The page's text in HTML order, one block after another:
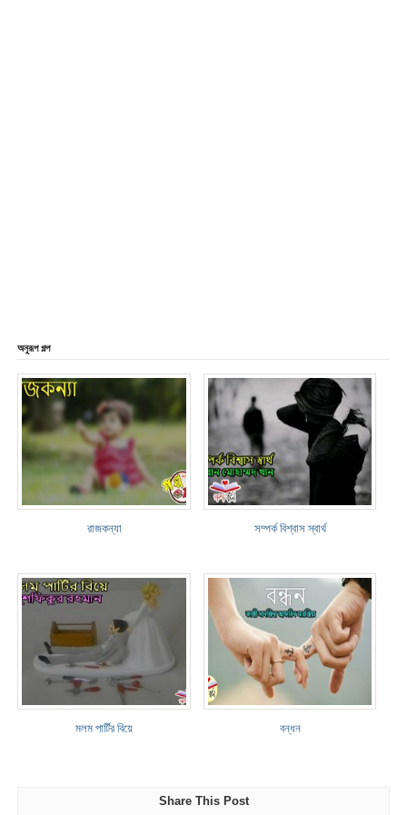
অনুরূপ গল্প
রাজকন্যা সম্পর্ক বিশ্বাস স্বার্থ
মলম পার্টির বিয়ে বন্ধন
Share This Post